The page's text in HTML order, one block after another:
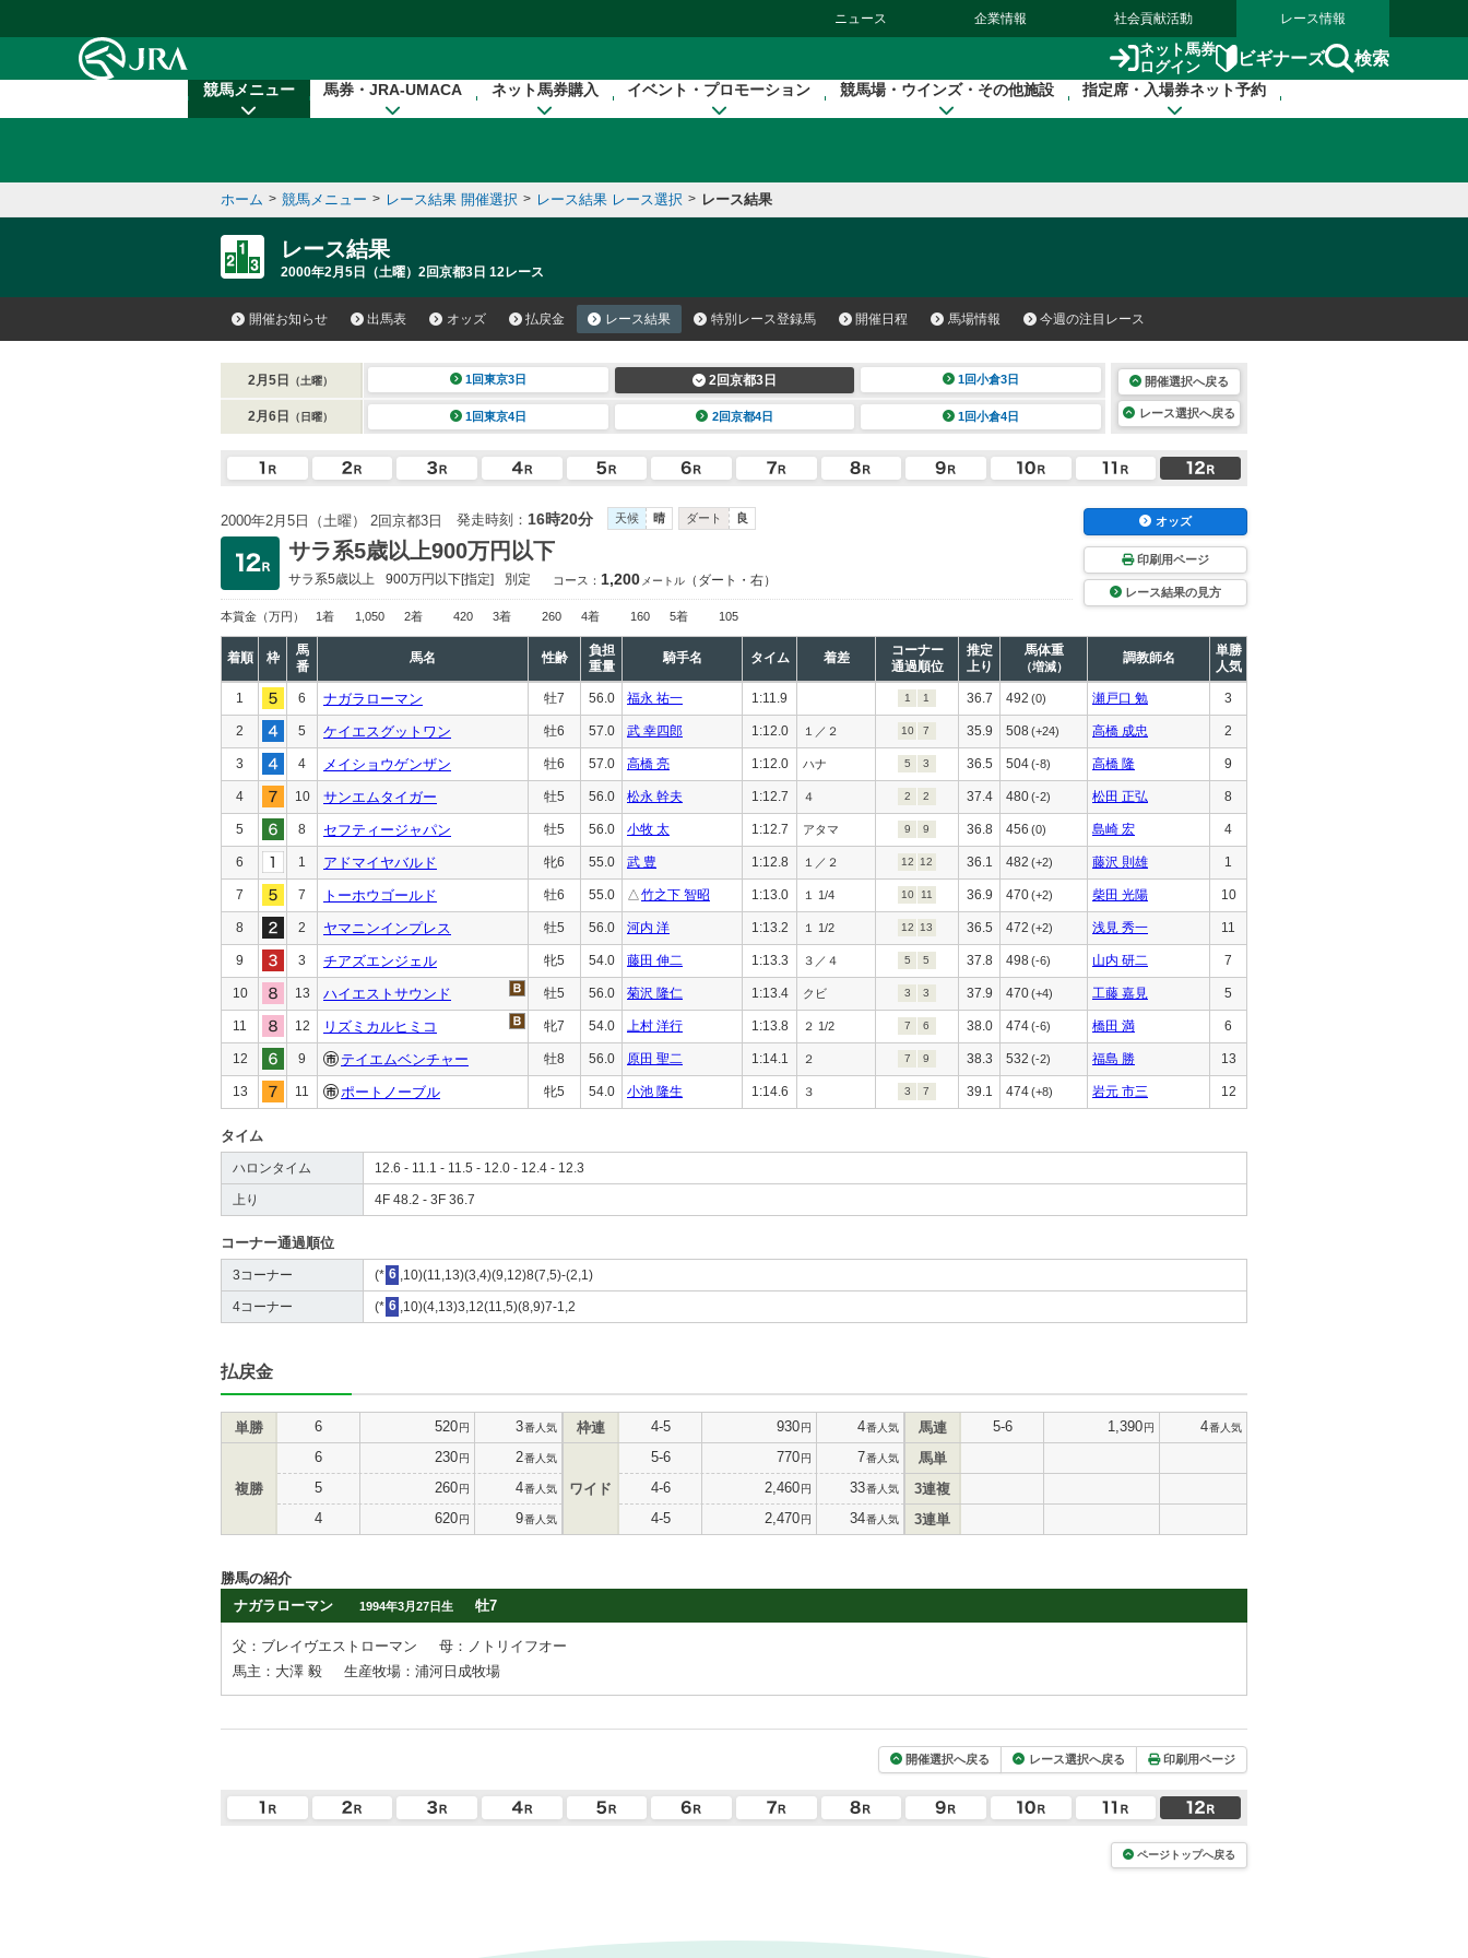
ニュース 企業情報 社会貢献活動 レース情報
ネット馬券
ログイン
ビギナーズ 検索
競馬メニュー 馬券・JRA-UMACA ネット馬券購入 イベント・プロモーション 競馬場・ウインズ・その他施設 指定席・入場券ネット予約
ホーム > 競馬メニュー > レース結果 開催選択 > レース結果 レース選択 > レース結果
レース結果
2000年2月5日（土曜）2回京都3日 12レース
開催お知らせ 出馬表 オッズ 払戻金 レース結果 特別レース登録馬 開催日程 馬場情報 今週の注目レース
2月5日 （土曜） 1回東京3日 2回京都3日 1回小倉3日
2月6日 （日曜） 1回東京4日 2回京都4日 1回小倉4日
開催選択へ戻る
レース選択へ戻る
2000年2月5日（土曜） 2回京都3日 発走時刻： 16時20分 天候 晴 ダート 良
サラ系5歳以上900万円以下
サラ系5歳以上 900万円以下[指定] 別定 コース： 1,200 メートル （ダート・右）
本賞金 （万円） 1着 1,050 2着 420 3着 260 4着 160 5着 105
オッズ
印刷用ページ
レース結果の見方
着順 枠
馬
番
馬名 性齢
負担
重量
騎手名 タイム 着差
コーナー
通過順位
推定
上り
馬体重
（増減）
調教師名
単勝
人気
1 6 ナガラローマン 牡7 56.0 福永 祐一 1:11.9 1 1 36.7 492 (0) 瀬戸口 勉 3
2 5 ケイエスグットワン 牡6 57.0 武 幸四郎 1:12.0 １／２ 10 7 35.9 508 (+24) 高橋 成忠 2
3 4 メイショウゲンザン 牡6 57.0 高橋 亮 1:12.0 ハナ 5 3 36.5 504(-8) 高橋 隆 9
4 10 サンエムタイガー 牡5 56.0 松永 幹夫 1:12.7 ４ 2 2 37.4 480(-2) 松田 正弘 8
5 8 セフティージャパン 牡5 56.0 小牧 太 1:12.7 アタマ 9 9 36.8 456 (0) 島崎 宏 4
6 1 アドマイヤバルド 牝6 55.0 武 豊 1:12.8 １／２ 12 12 36.1 482 (+2) 藤沢 則雄 1
7 7 トーホウゴールド 牡6 55.0 △竹之下 智昭 1:13.0 １ 1/4 10 11 36.9 470(+2) 柴田 光陽 10
8 2 ヤマニンインプレス 牡5 56.0 河内 洋 1:13.2 １ 1/2 12 13 36.5 472 (+2) 浅見 秀一 11
9 3 チアズエンジェル 牝5 54.0 藤田 伸二 1:13.3 ３／４ 5 5 37.8 498(-6) 山内 研二 7
10 13 ハイエストサウンド 牡5 56.0 菊沢 隆仁 1:13.4 クビ 3 3 37.9 470(+4) 工藤 嘉見 5
11 12 リズミカルヒミコ 牝7 54.0 上村 洋行 1:13.8 ２ 1/2 7 6 38.0 474(-6) 橋田 満 6
12 9 テイエムベンチャー 牡8 56.0 原田 聖二 1:14.1 ２ 7 9 38.3 532 (-2) 福島 勝 13
13 11 ポートノーブル 牝5 54.0 小池 隆生 1:14.6 ３ 3 7 39.1 474(+8) 岩元 市三 12
タイム
ハロンタイム 12.6 - 11.1 - 11.5 - 12.0 - 12.4 - 12.3
上り 4F 48.2 - 3F 36.7
コーナー通過順位
3コーナー (* 6 ,10)(11,13)(3,4)(9,12)8(7,5)-(2,1)
4コーナー (* 6 ,10)(4,13)3,12(11,5)(8,9)7-1,2
払戻金
単勝 6 520円 3番人気
複勝
6 230円 2番人気
5 260円 4番人気
4 620円 9番人気
枠連 4-5 930円 4番人気
ワイド
5-6 770円 7番人気
4-6 2,460円 33番人気
4-5 2,470円 34番人気
馬連 5-6 1,390円 4番人気
馬単
3連複
3連単
勝馬の紹介
ナガラローマン
1994年3月27日生 牡7
父：ブレイヴエストローマン
母：ノトリイフオー
馬主：大澤 毅
生産牧場：浦河日成牧場
開催選択へ戻る レース選択へ戻る 印刷用ページ
ページトップへ戻る